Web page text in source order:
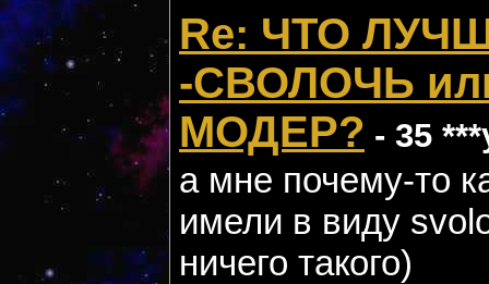
Re: ЧТО
-СВОЛОЧЬ
МОДЕР? - 35
а мне почему-то
имели в виду
ничего такого)